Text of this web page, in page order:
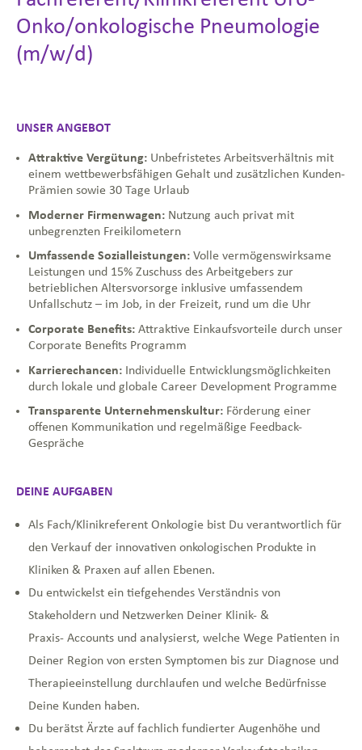
Onko/onkologische Pneumologie
(m/w/d)
UNSER ANGEBOT
Attraktive Vergütung: Unbefristetes Arbeitsverhältnis mit
einem wettbewerbsfähigen Gehalt und zusätzlichen Kunden-
Prämien sowie 30 Tage Urlaub
Moderner Firmenwagen: Nutzung auch privat mit
unbegrenzten Freikilometern
Umfassende Sozialleistungen: Volle vermögenswirksame
Leistungen und 15% Zuschuss des Arbeitgebers zur
betrieblichen Altersvorsorge inklusive umfassendem
Unfallschutz – im Job, in der Freizeit, rund um die Uhr
Corporate Benefits: Attraktive Einkaufsvorteile durch unser
Corporate Benefits Programm
Karrierechancen: Individuelle Entwicklungsmöglichkeiten
durch lokale und globale Career Development Programme
Transparente Unternehmenskultur: Förderung einer
offenen Kommunikation und regelmäßige Feedback-
Gespräche
DEINE AUFGABEN
Als Fach/Klinikreferent Onkologie bist Du verantwortlich für
den Verkauf der innovativen onkologischen Produkte in
Kliniken & Praxen auf allen Ebenen.
Du entwickelst ein tiefgehendes Verständnis von
Stakeholdern und Netzwerken Deiner Klinik- &
Praxis- Accounts und analysierst, welche Wege Patienten in
Deiner Region von ersten Symptomen bis zur Diagnose und
Therapieeinstellung durchlaufen und welche Bedürfnisse
Deine Kunden haben.
Du berätst Ärzte auf fachlich fundierter Augenhöhe und